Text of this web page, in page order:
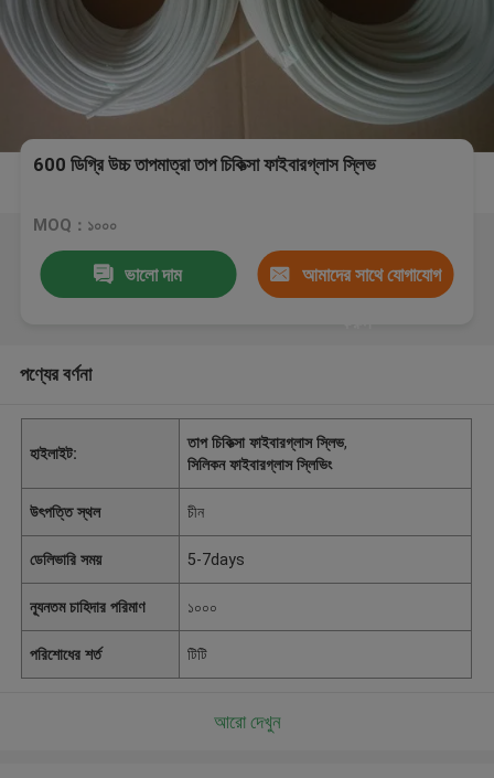
600 ডিগ্রি উচ্চ তাপমাত্রা তাপ চিকিত্সা ফাইবারগ্লাস স্লিভ
MOQ：১০০০
ভালো দাম আমাদের সাথে যোগাযোগ
পণ্যের বর্ণনা
হাইলাইট:
তাপ চিকিত্সা ফাইবারগ্লাস স্লিভ,
সিলিকন ফাইবারগ্লাস স্লিভিং
উৎপত্তি স্থল চীন
ডেলিভারি সময় 5-7days
ন্যূনতম চাহিদার পরিমাণ ১০০০
পরিশোধের শর্ত টিটি
আরো দেখুন